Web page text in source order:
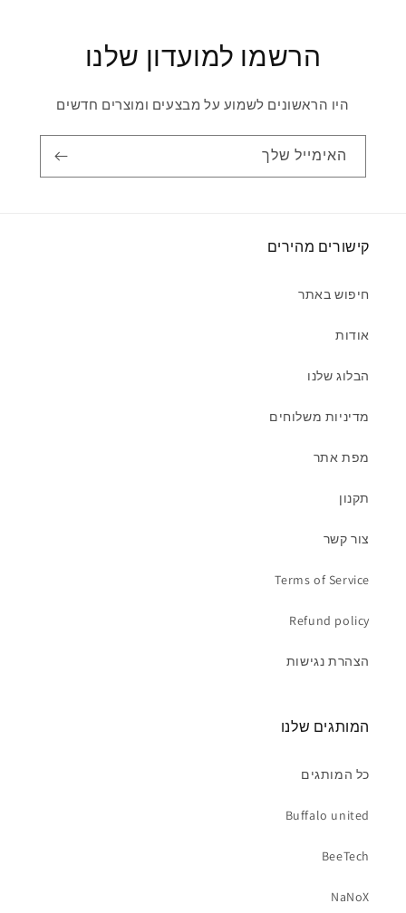
הרשמו למועדון שלנו
היו הראשונים לשמוע על מבצעים ומוצרים חדשים
האימייל שלך
קישורים מהירים
חיפוש באתר
אודות
הבלוג שלנו
מדיניות משלוחים
מפת אתר
תקנון
צור קשר
Terms of Service
Refund policy
הצהרת נגישות
המותגים שלנו
כל המותגים
Buffalo united
BeeTech
NaNoX